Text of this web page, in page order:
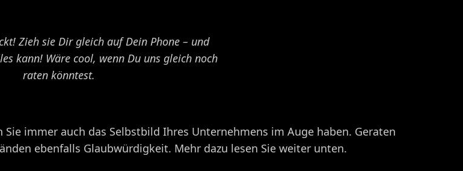
Zieh sie Dir gleich auf Dein Phone – und
kann! Wäre cool, wenn Du uns gleich noch
raten könntest.
immer auch das Selbstbild Ihres Unternehmens im Auge haben. Geraten
ebenfalls Glaubwürdigkeit. Mehr dazu lesen Sie weiter unten.